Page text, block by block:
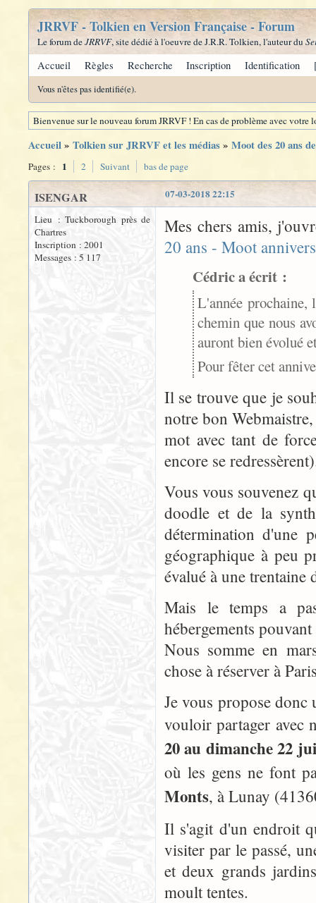
JRRVF - Tolkien en Version Française - Forum
Le forum deJRRVF, site dédié à l'oeuvre de J.R.R. Tolkien, l'auteur du
Accueil Règles Recherche Inscription Identification
Vous n'êtes pas identifié(e).
Bienvenue sur le nouveau forum JRRVF ! En cas de problème avec
Accueil» Tolkien sur JRRVF et les médias» Moot des 20 ans
Pages : 1 2 Suivant bas de page
07-03-2018 22:15
ISENGAR
Lieu : Tuckborough près de
Chartres
Inscription : 2001
Messages : 5 117
Mes chers amis,
20 ans - Moot
Cédric a écrit :
L'année
chemin que nous
auront bien évolué
Pour fêter cet
Il se trouve que je
notre bon
mot avec tant de
encore se
Vous vous souvenez
doodle et de la
détermination d'une
géographique à peu
évalué à une trentaine
Mais le temps a
hébergements
Nous somme en
chose à réserver à
Je vous propose
vouloir partager avec
20 au dimanche 22
où les gens ne font
Monts, à Lunay
Il s'agit d'un endroit
visiter par le passé,
et deux grands
moult tentes.